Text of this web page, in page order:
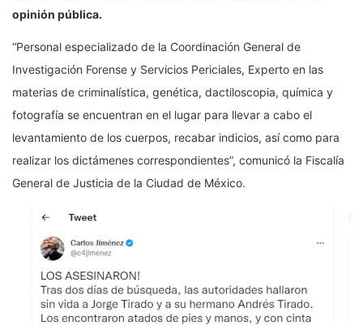
opinión pública.
“Personal especializado de la Coordinación General de
Investigación Forense y Servicios Periciales, Experto en las
materias de criminalística, genética, dactiloscopia, química y
fotografía se encuentran en el lugar para llevar a cabo el
levantamiento de los cuerpos, recabar indicios, así como para
realizar los dictámenes correspondientes”, comunicó la Fiscalía
General de Justicia de la Ciudad de México.